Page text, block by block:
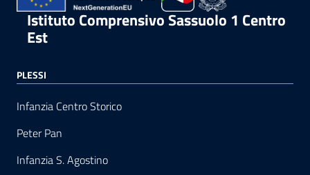
Istituto Comprensivo Sassuolo 1 Centro
Est
PLESSI
Infanzia Centro Storico
Peter Pan
Infanzia S. Agostino